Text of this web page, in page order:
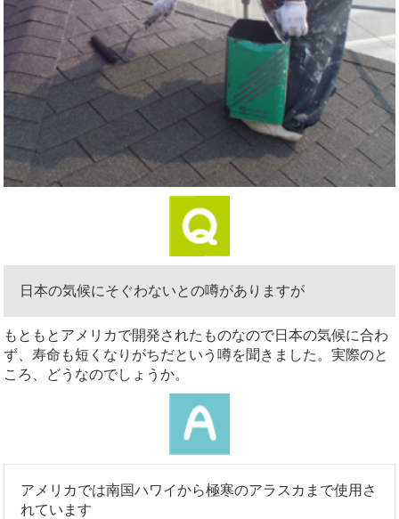
日本の気候にそぐわないとの噂がありますが
もともとアメリカで開発されたものなので日本の気候に合わ
ず、寿命も短くなりがちだという噂を聞きました。実際のと
ころ、どうなのでしょうか。
アメリカでは南国ハワイから極寒のアラスカまで使用さ
れています